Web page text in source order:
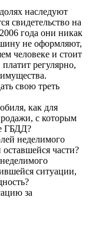
наследуют
свидетельство на
года они никак
не оформляют,
человеке и стоит
регулярно,
имущества.
свою треть
как для
с которым
ГБДД?
неделимого
части?
ситуации,
за